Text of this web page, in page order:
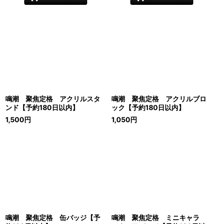
鳴潮 聚焦定格 アクリルスタ
ンド【予約180日以内】
1,500円
鳴潮 聚焦定格 アクリルブロ
ック【予約180日以内】
1,050円
鳴潮 聚焦定格 缶バッジ【予
鳴潮 聚焦定格 ミニキャラ